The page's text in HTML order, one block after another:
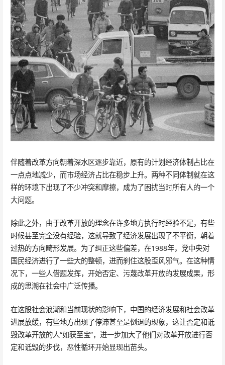
伴随着改革方向朝着深水区逐步靠近，原有的计划经济体制占比在
一点点地减少，而市场经济占比在稳步上升。两种不同体制就在这
样的环境下出现了不少冲突和摩擦，成为了困扰当时所有人的一个
大问题。
除此之外，由于改革开放的理念在许多地方执行时经验不足，有些
时候甚至完全没有经验，这就导致了经济发展出现了不平衡，朝着
过热的方向畸形发展。为了纠正这些偏差，在1988年，党中央对
国民经济进行了一些大的整顿，进而刹住这股歪风邪气。在这种情
况下，一些人借题发挥，开始否定、污蔑改革开放的发展成果，形
成的思潮在社会中广泛传播。
在这股社会浪潮和当前现状的影响下，中国的经济发展和社会改革
进展放缓，有些地方出现了停滞甚至是倒退的现象，这让否定和诋
毁改革开放的人“如获至宝”，进一步加大了他们对改革开放进行否
定和诋毁的步伐，恶性循环开始显现出苗头。